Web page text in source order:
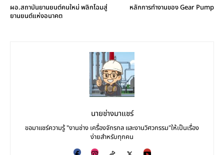
ผอ.สถาบันยานยนต์คนใหม่ พลิกโฉมสู่
ยานยนต์แห่งอนาคต
หลักการทำงานของ Gear Pump
นายช่างมาแชร์
ขอมาแชร์ความรู้ "งานช่าง เครื่องจักรกล และงานวิศวกรรม"ให้เป็นเรื่อง
ง่ายสำหรับทุกคน